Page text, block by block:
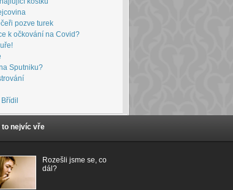
pozve turek
k očkování na Covid?
Sputniku?
to nejvíc vře
Rozešli jsme se, co
dál?